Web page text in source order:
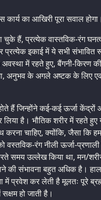
कार्य का आखिरी पूरा सवाल होगा।
चुके हैं, प्रत्येक वास्तविक-रंग
प्रत्येक इकाई में ये सभी संभावित
में रहते हुए, बैंगनी-किरण की
अनुभव के अगले अष्टक के लिए
हैं जिन्होंने कई-कई ऊर्जा
है। भौतिक शरीर में रहते हुए
करना चाहिए, क्योंकि, जैसा कि
वस्तविक-रंग नीली ऊर्जा-
समय उल्लेख किया था, मन/
की संभावना बहुत अधिक है।
में प्रवेश कर लेती है मूलतः पूरे
हो जाती है।